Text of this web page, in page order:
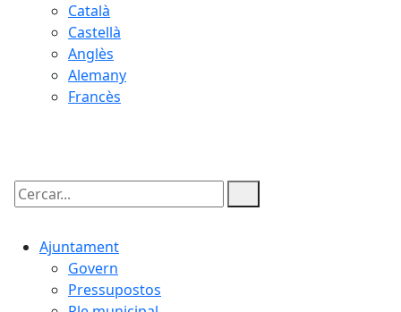
Català
Castellà
Anglès
Alemany
Francès
Cercar:
Ajuntament
Govern
Pressupostos